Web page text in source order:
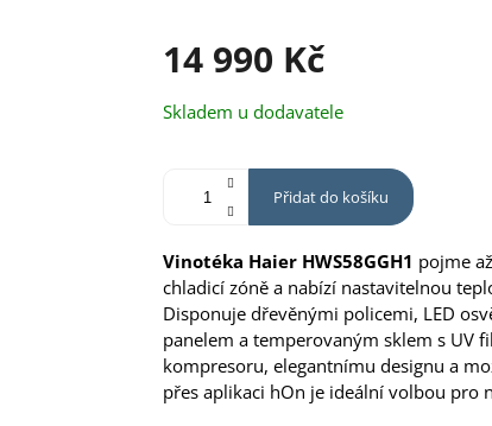
14 990 Kč
Měrná
cena:
Skladem u dodavatele
Přidat do košíku
Vinotéka Haier HWS58GGH1 pojme až
chladicí zóně a nabízí nastavitelnou
Disponuje dřevěnými policemi, LED
panelem a temperovaným sklem s UV
kompresoru, elegantnímu designu a
přes aplikaci hOn je ideální volbou pro